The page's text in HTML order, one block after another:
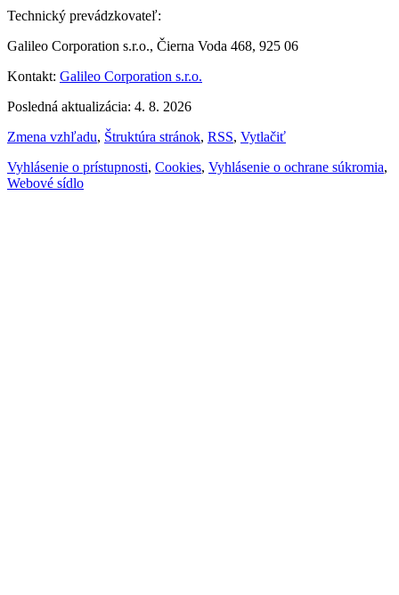
Technický prevádzkovateľ:
Galileo Corporation s.r.o., Čierna Voda 468, 925 06
Kontakt: Galileo Corporation s.r.o.
Posledná aktualizácia: 4. 8. 2026
Zmena vzhľadu, Štruktúra stránok, RSS, Vytlačiť
Vyhlásenie o prístupnosti, Cookies, Vyhlásenie o ochrane súkromia,
Webové sídlo